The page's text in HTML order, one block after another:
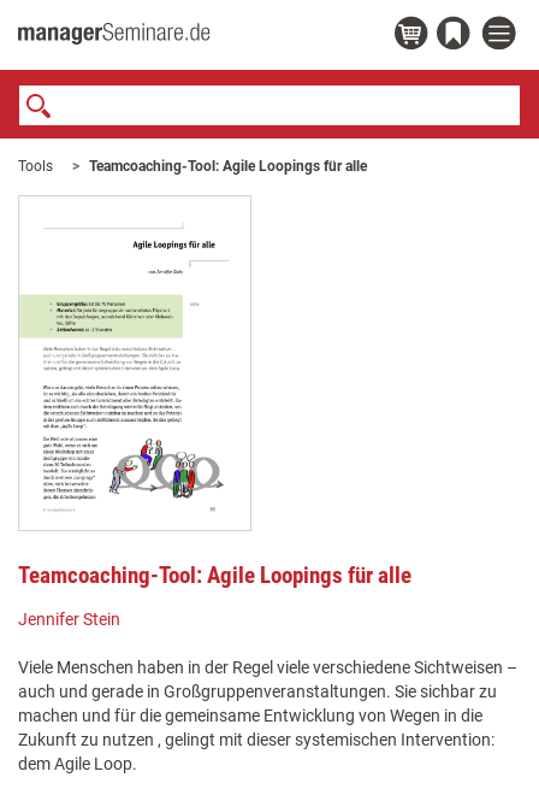
Tools Teamcoaching-Tool: Agile Loopings für alle
Teamcoaching-Tool: Agile Loopings für alle
Jennifer Stein
Viele Menschen haben in der Regel viele verschiedene Sichtweisen –
auch und gerade in Großgruppenveranstaltungen. Sie sichbar zu
machen und für die gemeinsame Entwicklung von Wegen in die
Zukunft zu nutzen , gelingt mit dieser systemischen Intervention:
dem Agile Loop.